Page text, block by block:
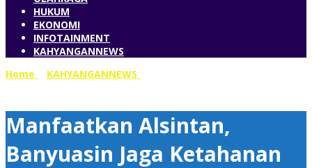
HUKUM
EKONOMI
INFOTAINMENT
KAHYANGANNEWS
Home
KAHYANGANNEWS
Manfaatkan Alsintan,
Banyuasin Jaga Ketahanan